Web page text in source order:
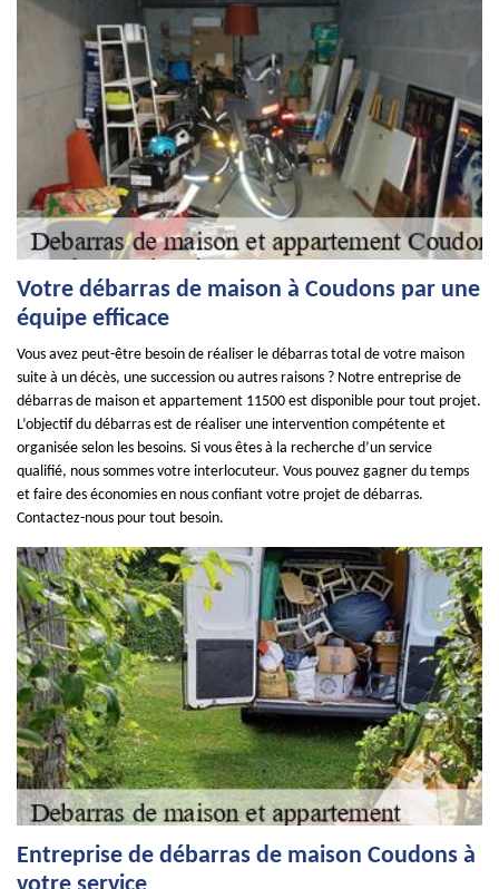
Votre débarras de maison à Coudons par une
équipe efficace
Vous avez peut-être besoin de réaliser le débarras total de votre maison
suite à un décès, une succession ou autres raisons ? Notre entreprise de
débarras de maison et appartement 11500 est disponible pour tout projet.
L’objectif du débarras est de réaliser une intervention compétente et
organisée selon les besoins. Si vous êtes à la recherche d’un service
qualifié, nous sommes votre interlocuteur. Vous pouvez gagner du temps
et faire des économies en nous confiant votre projet de débarras.
Contactez-nous pour tout besoin.
Entreprise de débarras de maison Coudons à